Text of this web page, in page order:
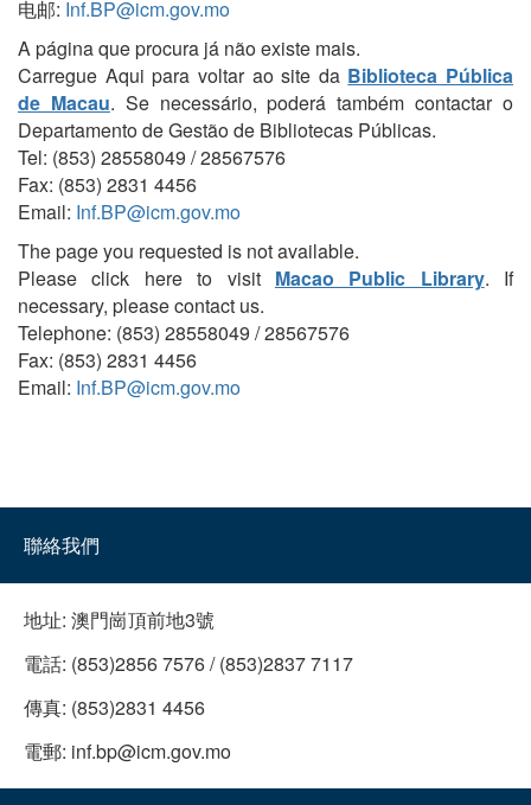
电邮: Inf.BP@icm.gov.mo
A página que procura já não existe mais.
Carregue Aqui para voltar ao site da Biblioteca Pública
de Macau. Se necessário, poderá também contactar o
Departamento de Gestão de Bibliotecas Públicas.
Tel: (853) 28558049 / 28567576
Fax: (853) 2831 4456
Email: Inf.BP@icm.gov.mo
The page you requested is not available.
Please click here to visit Macao Public Library. If
necessary, please contact us.
Telephone: (853) 28558049 / 28567576
Fax: (853) 2831 4456
Email: Inf.BP@icm.gov.mo
聯絡我們
地址: 澳門崗頂前地3號
電話: (853)2856 7576 / (853)2837 7117
傳真: (853)2831 4456
電郵: inf.bp@icm.gov.mo